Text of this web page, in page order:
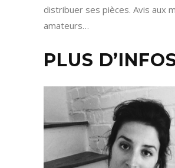
distribuer ses pièces. Avis aux
amateurs…
PLUS